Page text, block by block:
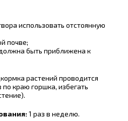
использовать отстоянную
почве;
быть приближена к
растений проводится
краю горшка, избегать
1 раз в неделю.